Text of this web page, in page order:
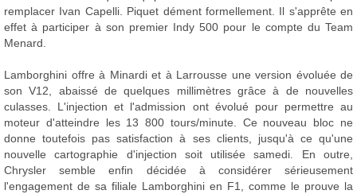
remplacer Ivan Capelli. Piquet dément formellement. Il s'apprête en
effet à participer à son premier Indy 500 pour le compte du Team
Menard.
Lamborghini offre à Minardi et à Larrousse une version évoluée de
son V12, abaissé de quelques millimètres grâce à de nouvelles
culasses. L'injection et l'admission ont évolué pour permettre au
moteur d'atteindre les 13 800 tours/minute. Ce nouveau bloc ne
donne toutefois pas satisfaction à ses clients, jusqu'à ce qu'une
nouvelle cartographie d'injection soit utilisée samedi. En outre,
Chrysler semble enfin décidée à considérer sérieusement
l'engagement de sa filiale Lamborghini en F1, comme le prouve la